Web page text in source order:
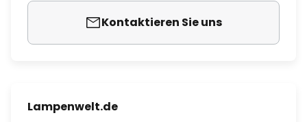
Kontaktieren Sie uns
Lampenwelt.de